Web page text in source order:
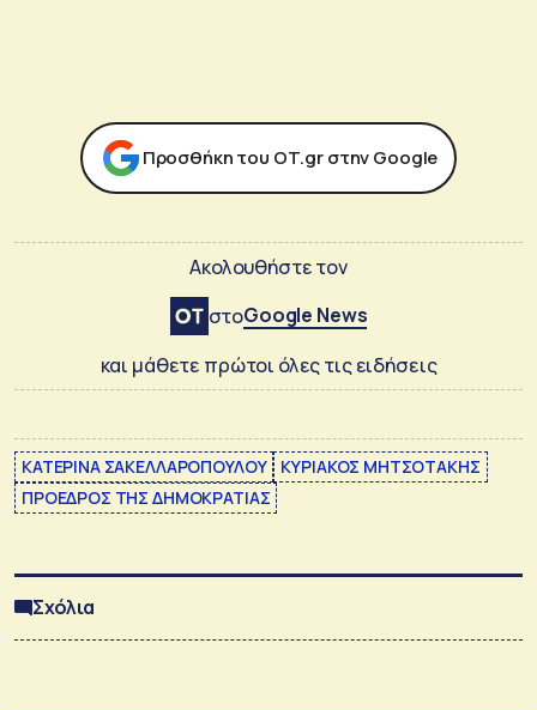
Προσθήκη του ΟΤ.gr στην Google
Ακολουθήστε τον
στοGoogle News
και μάθετε πρώτοι όλες τις ειδήσεις
ΚΑΤΕΡΙΝΑ ΣΑΚΕΛΛΑΡΟΠΟΥΛΟΥ
ΚΥΡΙΑΚΟΣ ΜΗΤΣΟΤΑΚΗΣ
ΠΡΟΕΔΡΟΣ ΤΗΣ ΔΗΜΟΚΡΑΤΙΑΣ
Σχόλια